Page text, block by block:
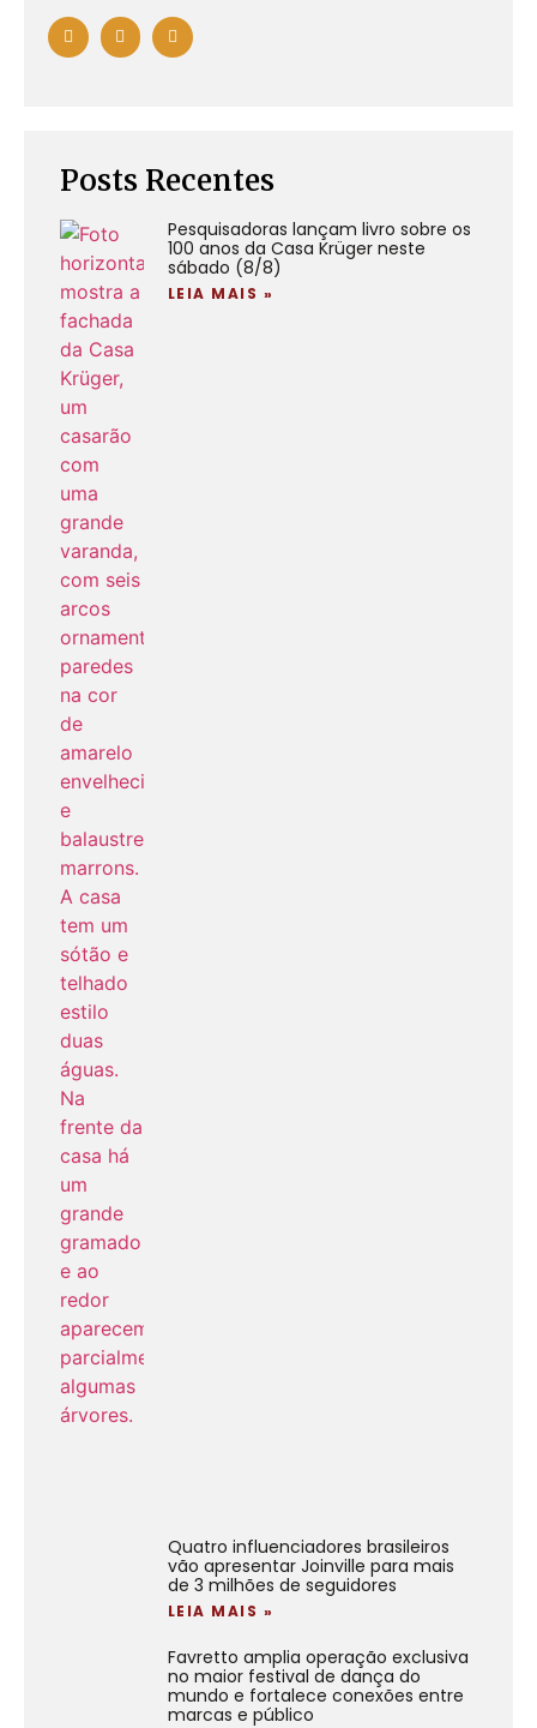
Posts Recentes
Pesquisadoras lançam livro sobre os
100 anos da Casa Krüger neste
sábado (8/8)
LEIA MAIS »
Quatro influenciadores brasileiros
vão apresentar Joinville para mais
de 3 milhões de seguidores
LEIA MAIS »
Favretto amplia operação exclusiva
no maior festival de dança do
mundo e fortalece conexões entre
marcas e público